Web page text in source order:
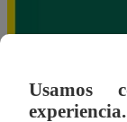
Usamos
experiencia.